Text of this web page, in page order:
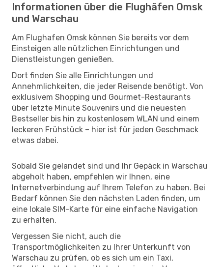
Informationen über die Flughäfen Omsk
und Warschau
Am Flughafen Omsk können Sie bereits vor dem
Einsteigen alle nützlichen Einrichtungen und
Dienstleistungen genießen.
Dort finden Sie alle Einrichtungen und
Annehmlichkeiten, die jeder Reisende benötigt. Von
exklusivem Shopping und Gourmet-Restaurants
über letzte Minute Souvenirs und die neuesten
Bestseller bis hin zu kostenlosem WLAN und einem
leckeren Frühstück – hier ist für jeden Geschmack
etwas dabei.
Sobald Sie gelandet sind und Ihr Gepäck in Warschau
abgeholt haben, empfehlen wir Ihnen, eine
Internetverbindung auf Ihrem Telefon zu haben. Bei
Bedarf können Sie den nächsten Laden finden, um
eine lokale SIM-Karte für eine einfache Navigation
zu erhalten.
Vergessen Sie nicht, auch die
Transportmöglichkeiten zu Ihrer Unterkunft von
Warschau zu prüfen, ob es sich um ein Taxi,